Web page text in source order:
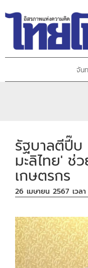
จัน
รัฐบาลตีปี๊บ
มะลิไทย'
เกษตรกร
26 เมษายน 2567 เวลา